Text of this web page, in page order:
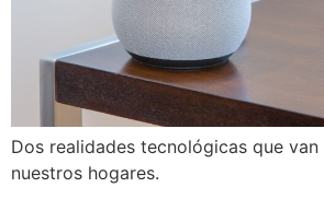
Dos realidades tecnológicas que
nuestros hogares.